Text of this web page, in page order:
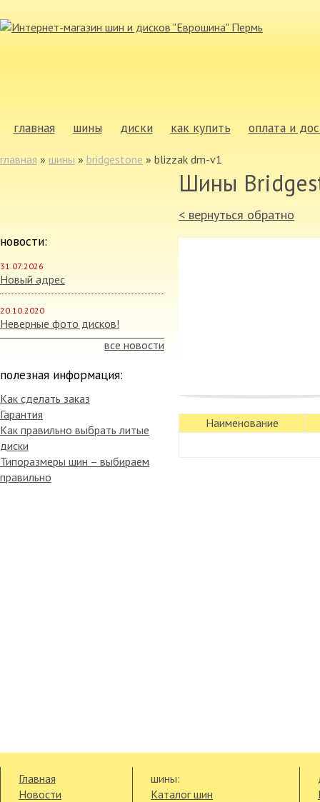
главная шины диски как купить оплата и
главная » шины » bridgestone » blizzak dm-v1
новости:
31.07.2026
Новый адрес
20.10.2020
Неверные фото дисков!
все новости
полезная информация:
Как сделать заказ
Гарантия
Как правильно выбрать литые
диски
Типоразмеры шин – выбираем
правильно
Шины
< вернуться обратно
Наименование
Главная
Новости
шины:
Каталог шин